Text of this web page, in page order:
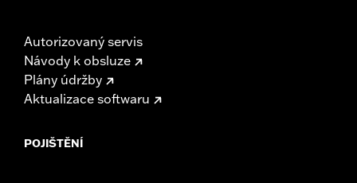
Autorizovaný servis
Návody k obsluze
Plány údržby
Aktualizace softwaru
POJIŠTĚNÍ